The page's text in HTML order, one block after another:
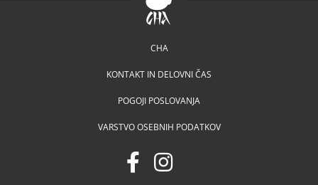
CHA
KONTAKT IN DELOVNI ČAS
POGOJI POSLOVANJA
VARSTVO OSEBNIH PODATKOV